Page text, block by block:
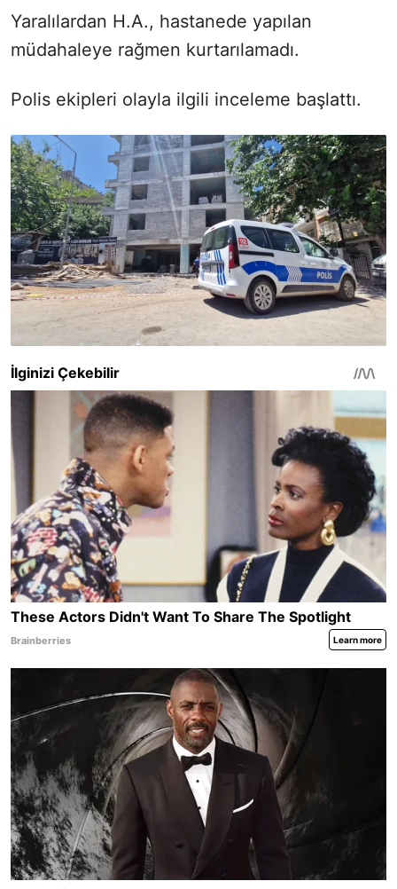
Yaralılardan H.A., hastanede yapılan
müdahaleye rağmen kurtarılamadı.
Polis ekipleri olayla ilgili inceleme başlattı.